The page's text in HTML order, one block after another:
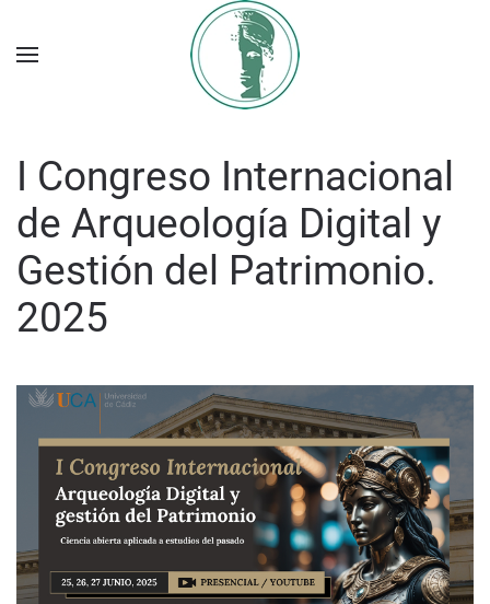
I Congreso Internacional
de Arqueología Digital y
Gestión del Patrimonio.
2025